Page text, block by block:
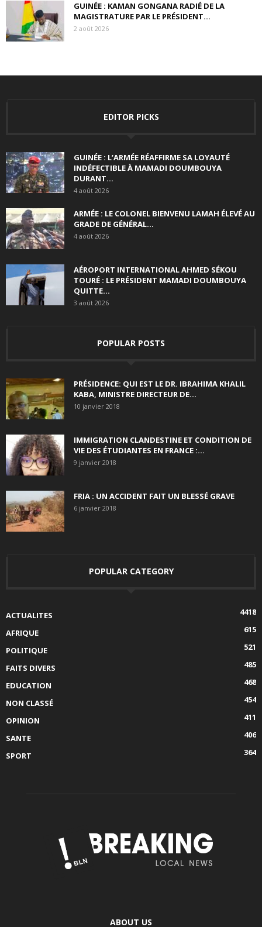
GUINÉE : KAMAN GONGANA RADIÉ DE LA
MAGISTRATURE PAR LE PRÉSIDENT...
2 août 2026
EDITOR PICKS
GUINÉE : L’ARMÉE RÉAFFIRME SA LOYAUTÉ
INDÉFECTIBLE À MAMADI DOUMBOUYA
DURANT...
4 août 2026
ARMÉE : LE COLONEL BIENVENU LAMAH ÉLEVÉ AU
GRADE DE GÉNÉRAL...
4 août 2026
AÉROPORT INTERNATIONAL AHMED SÉKOU
TOURÉ : LE PRÉSIDENT MAMADI DOUMBOUYA
QUITTE...
3 août 2026
POPULAR POSTS
PRÉSIDENCE: QUI EST LE DR. IBRAHIMA KHALIL
KABA, MINISTRE DIRECTEUR DE...
10 janvier 2018
IMMIGRATION CLANDESTINE ET CONDITION DE
VIE DES ÉTUDIANTES EN FRANCE :...
9 janvier 2018
FRIA : UN ACCIDENT FAIT UN BLESSÉ GRAVE
6 janvier 2018
POPULAR CATEGORY
ACTUALITES
4418
AFRIQUE
615
POLITIQUE
521
FAITS DIVERS
485
EDUCATION
468
NON CLASSÉ
454
OPINION
411
SANTE
406
SPORT
364
ABOUT US